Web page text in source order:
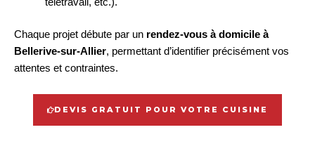
Chaque projet débute par un rendez-vous à domicile à
Bellerive-sur-Allier, permettant d’identifier précisément vos
attentes et contraintes.
DEVIS GRATUIT POUR VOTRE CUISINE